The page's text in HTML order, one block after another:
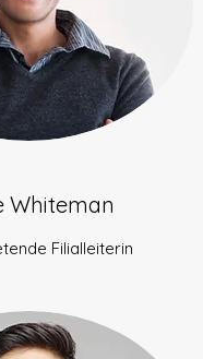
Whiteman
Filialleiterin